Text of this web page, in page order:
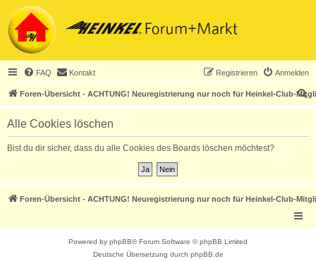
FAQ Kontakt Anmelden
Registrieren
Foren-Übersicht - ACHTUNG! Neuregistrierung nur noch für Heinkel-Club-
S
u
Alle Cookies löschen
Bist du dir sicher, dass du alle Cookies des Boards löschen möchtest?
Foren-Übersicht - ACHTUNG! Neuregistrierung nur noch für Heinkel-Club-
Powered by phpBB® Forum Software © phpBB Limited
Deutsche Übersetzung durch phpBB.de